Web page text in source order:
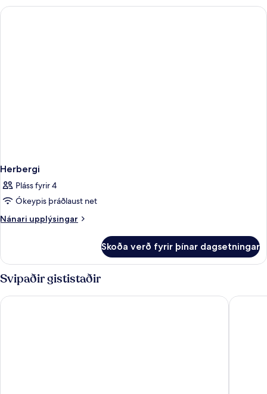
Herbergi
Pláss fyrir 4
Ókeypis þráðlaust net
Nánari upplýsingar
Nánari
Skoða verð fyrir þínar dagsetningar
Svipaðir gististaðir
Grand Hotel Amrâth Amsterdam